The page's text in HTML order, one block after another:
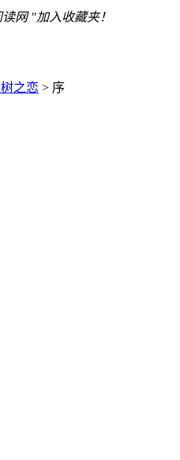
网 "加入收藏夹！
之恋 > 序